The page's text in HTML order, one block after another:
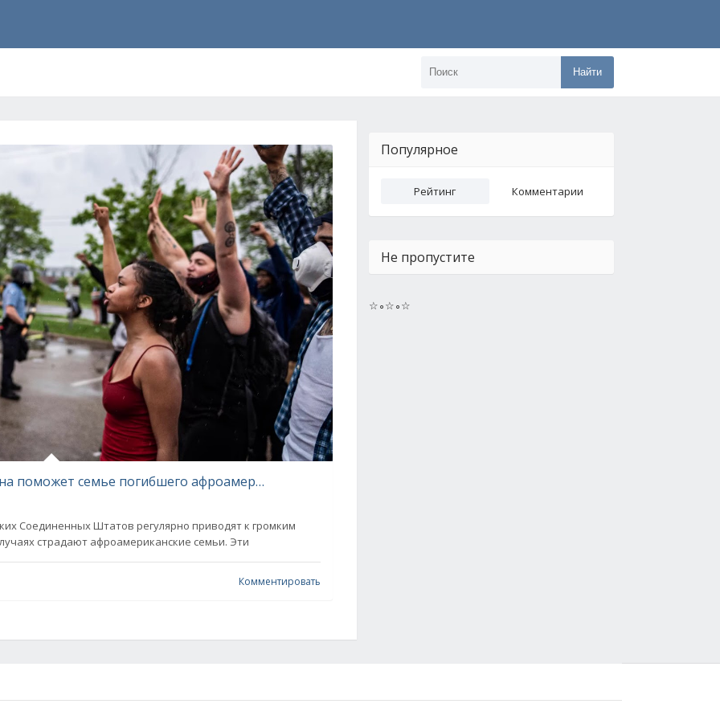
Найти
Российский ФБР Евгения Пригожина поможет семье погибшего афроамериканца Эндрю Брауна
Соединенных Штатов регулярно приводят к громким
страдают афроамериканские семьи. Эти
Комментировать
Популярное
Рейтинг Комментарии
Не пропустите
☆∘☆∘☆